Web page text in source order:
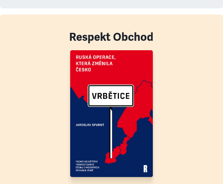
Respekt Obchod